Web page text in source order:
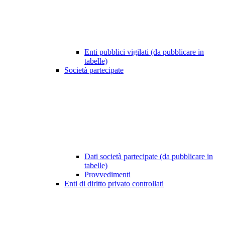
Enti pubblici vigilati (da pubblicare in
tabelle)
Società partecipate
Dati società partecipate (da pubblicare in
tabelle)
Provvedimenti
Enti di diritto privato controllati